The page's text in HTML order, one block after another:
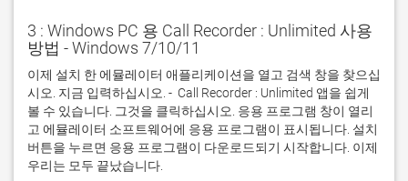
3 : Windows PC 용 Call Recorder : Unlimited 사용
방법 - Windows 7/10/11
이제 설치 한 에뮬레이터 애플리케이션을 열고 검색 창을 찾으십
시오. 지금 입력하십시오. -  Call Recorder : Unlimited 앱을 쉽게
볼 수 있습니다. 그것을 클릭하십시오. 응용 프로그램 창이 열리
고 에뮬레이터 소프트웨어에 응용 프로그램이 표시됩니다. 설치
버튼을 누르면 응용 프로그램이 다운로드되기 시작합니다. 이제